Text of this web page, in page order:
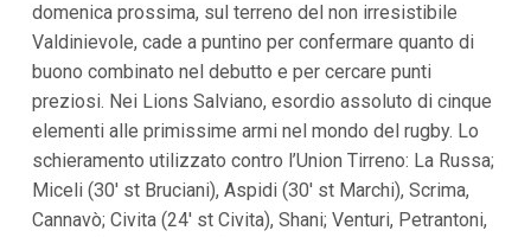
e
n
P
r
n
c
p
a
domenica prossima, sul terreno del non irresistibile
Valdinievole, cade a puntino per confermare quanto di
buono combinato nel debutto e per cercare punti
preziosi. Nei Lions Salviano, esordio assoluto di cinque
elementi alle primissime armi nel mondo del rugby. Lo
schieramento utilizzato contro l’Union Tirreno: La Russa;
Miceli (30′ st Bruciani), Aspidi (30′ st Marchi), Scrima,
Cannavò; Civita (24′ st Civita), Shani; Venturi, Petrantoni,